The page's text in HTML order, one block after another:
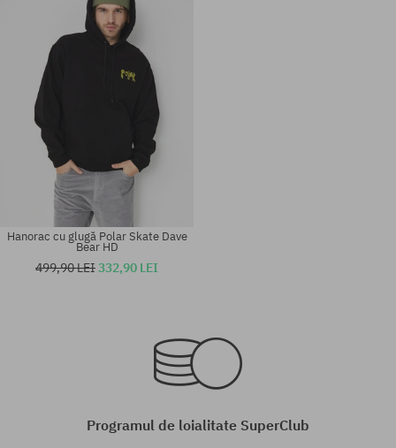
Hanorac cu glugă Polar Skate Dave
Bear HD
499,90 LEI332,90 LEI
Programul de loialitate SuperClub